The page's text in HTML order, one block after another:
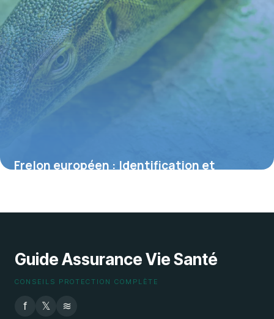
Frelon européen : Identification et
Guide Assurance Vie Santé
CONSEILS PROTECTION COMPLÈTE
f 𝕏 ≋